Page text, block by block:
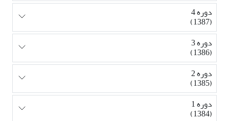
دوره 4
(1387)
دوره 3
(1386)
دوره 2
(1385)
دوره 1
(1384)